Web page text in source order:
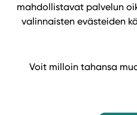
mahdollistavat palvelun
valinnaisten evästeiden
Voit milloin tahansa
avulla opiskelija
Psyykkistä ja
ja Aviciin
syventymällä.
kulttuuriluvussa
sukupuoli-